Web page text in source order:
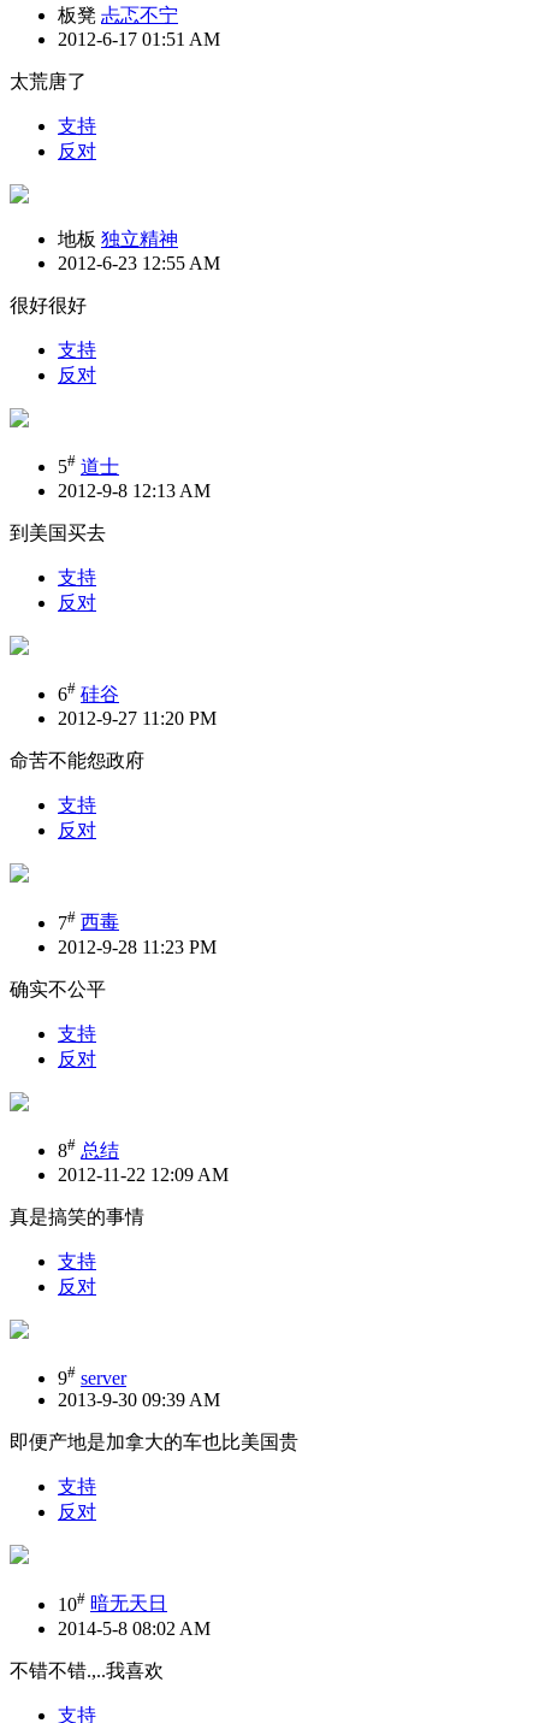
板凳 忐忑不宁
2012-6-17 01:51 AM
太荒唐了
支持
反对
地板 独立精神
2012-6-23 12:55 AM
很好很好
支持
反对
5# 道士
2012-9-8 12:13 AM
到美国买去
支持
反对
6# 硅谷
2012-9-27 11:20 PM
命苦不能怨政府
支持
反对
7# 西毒
2012-9-28 11:23 PM
确实不公平
支持
反对
8# 总结
2012-11-22 12:09 AM
真是搞笑的事情
支持
反对
9# server
2013-9-30 09:39 AM
即便产地是加拿大的车也比美国贵
支持
反对
10# 暗无天日
2014-5-8 08:02 AM
不错不错.,..我喜欢
支持